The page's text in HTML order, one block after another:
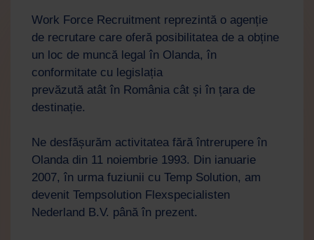
Work Force Recruitment reprezintă o agenție
de recrutare care oferă posibilitatea de a obține
un loc de muncă legal în Olanda, în
conformitate cu legislația
prevăzută atât în România cât și în țara de
destinație.
Ne desfășurăm activitatea fără întrerupere în
Olanda din 11 noiembrie 1993. Din ianuarie
2007, în urma fuziunii cu Temp Solution, am
devenit Tempsolution Flexspecialisten
Nederland B.V. până în prezent.